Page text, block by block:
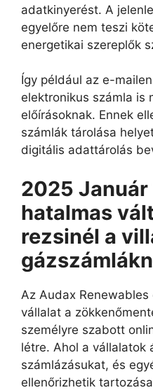
adatkinyerést. A
egyelőre nem teszi
energetikai szereplők
Így például az e-
elektronikus számla is
előírásoknak. Ennek
számlák tárolása
digitális adattárolás
2025
hatalmas
rezsinél a
Az Audax
vállalat a
személyre szabott
létre. Ahol a vállalatok
számlázásukat, és
ellenőrizhetik